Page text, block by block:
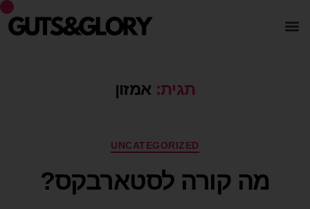
תגית: אמזון
UNCATEGORIZED
מה קורה לסטארבקס?